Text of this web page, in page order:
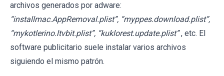
archivos generados por adware:
“installmac.AppRemoval.plist”, “myppes.download.plist”,
“mykotlerino.ltvbit.plist”, “kuklorest.update.plist” , etc. El
software publicitario suele instalar varios archivos
siguiendo el mismo patrón.